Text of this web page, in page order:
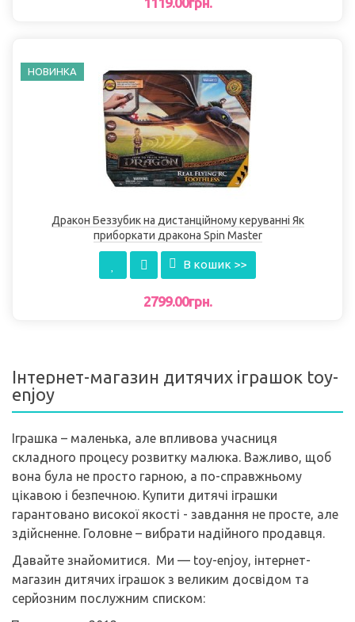
НОВИНКА
Дракон Беззубик на дистанційному керуванні Як
приборкати дракона Spin Master
В кошик >>
2799.00грн.
Інтернет-магазин дитячих іграшок toy-
enjoy
Іграшка – маленька, але впливова учасниця
складного процесу розвитку малюка. Важливо, щоб
вона була не просто гарною, а по-справжньому
цікавою і безпечною. Купити дитячі іграшки
гарантовано високої якості - завдання не просте, але
здійсненне. Головне – вибрати надійного продавця.
Давайте знайомитися. Ми — toy-enjoy, інтернет-
магазин дитячих іграшок з великим досвідом та
серйозним послужним списком: